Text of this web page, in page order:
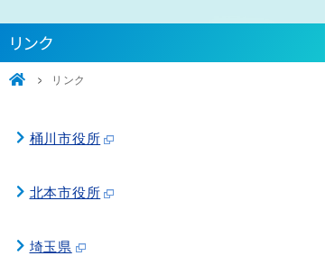
リンク
リンク
桶川市役所
北本市役所
埼玉県